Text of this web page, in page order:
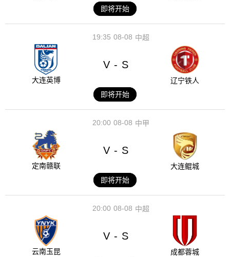
即将开始
08-08
19:35 中超
大连英博
V - S
辽宁铁人
即将开始
08-08
20:00 中甲
定南赣联
V - S
大连鲲城
即将开始
08-08
20:00 中超
云南玉昆
V - S
成都蓉城